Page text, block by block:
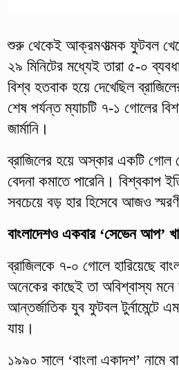
শুরু থেকেই আক্রমণাত্মক ফুটবল খেলে
২৯ মিনিটের মধ্যেই তারা ৫-০
বিশ্ব হতবাক হয়ে দেখেছিল
শেষ পর্যন্ত ম্যাচটি ৭-১ গোলের
জার্মানি।
ব্রাজিলের হয়ে অস্কার একটি গোল
বেদনা কমাতে পারেনি। বিশ্বকাপ
সবচেয়ে বড় হার হিসেবে আজও
বাংলাদেশও একবার ‘সেভেন আপ’
ব্রাজিলকে ৭-০ গোলে হারিয়েছে
অনেকের কাছেই তা অবিশ্বাস্য
আন্তর্জাতিক যুব ফুটবল টুর্নামেন্টে
যায়।
১৯৯০ সালে ‘বাংলা একাদশ’ নামে